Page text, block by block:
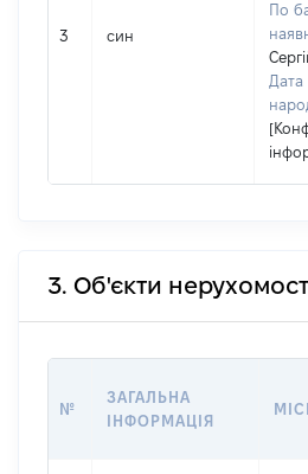
3 син
По
Дата
3. Об'єкти
№
ЗАГАЛЬНА
ІНФОРМАЦІЯ